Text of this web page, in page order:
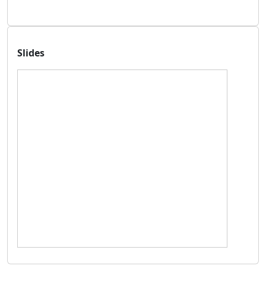
Slides